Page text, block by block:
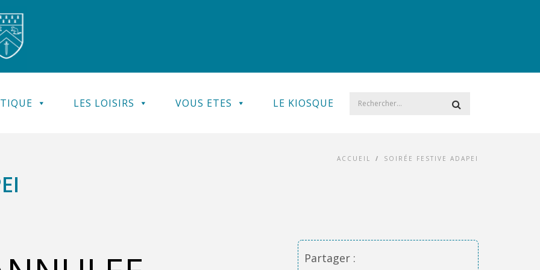
LES LOISIRS VOUS ETES LE KIOSQUE
ACCUEIL / SOIRÉE FESTIVE ADAPEI
Partager :